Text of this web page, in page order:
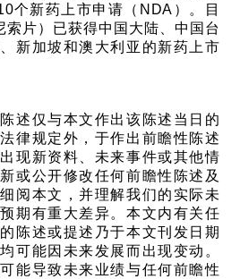
个新药上市申请（NDA）。目
片）已获得中国大陆、中国台
新加坡和澳大利亚的新药上市
述仅与本文作出该陈述当日的
律规定外，于作出前瞻性陈述
现新资料、未来事件或其他情
或公开修改任何前瞻性陈述及
阅本文，并理解我们的实际未
期有重大差异。本文内有关任
陈述或提述乃于本文刊发日期
可能因未来发展而出现变动。
能导致未来业绩与任何前瞻性